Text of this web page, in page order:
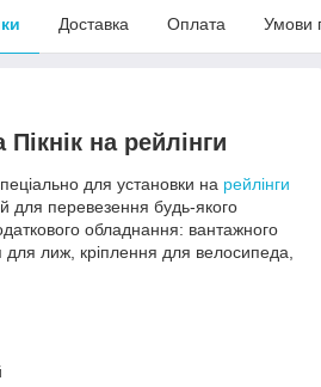
Доставка Оплата Умови
на рейлінги
для установки на рейлінги
для перевезення будь-якого
обладнання: вантажного
для лиж, кріплення для велосипеда,